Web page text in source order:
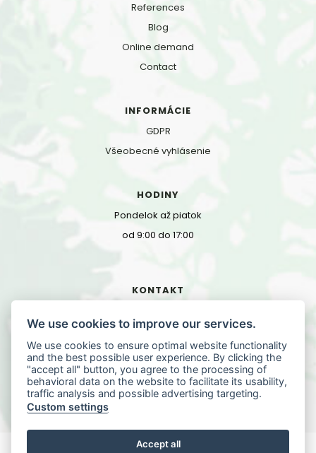
References
Blog
Online demand
Contact
INFORMÁCIE
GDPR
Všeobecné vyhlásenie
HODINY
Pondelok až piatok
od 9:00 do 17:00
KONTAKT
040 01 Košice, Slovensko
0901 705 702
0902 038 546
info@zdravafasada.sk
We use cookies to improve our services.
We use cookies to ensure optimal website functionality
and the best possible user experience. By clicking the
"accept all" button, you agree to the processing of
behavioral data on the website to facilitate its usability,
traffic analysis and possible advertising targeting.
Custom settings
Accept all